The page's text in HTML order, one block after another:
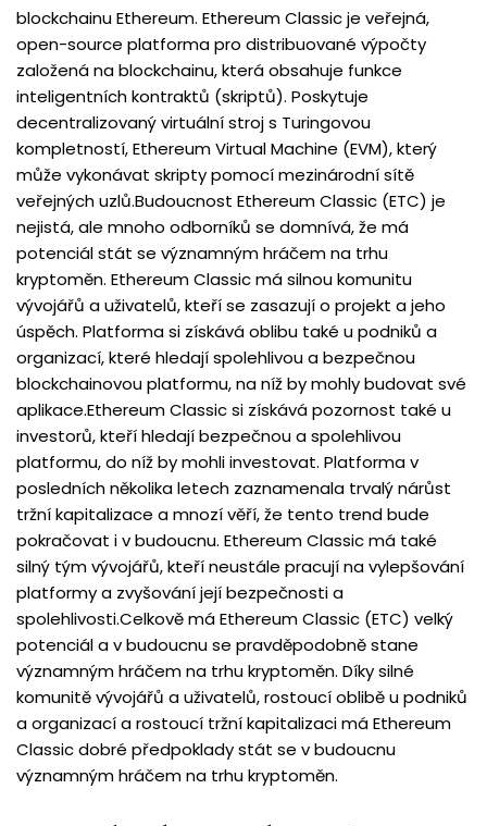
blockchainu Ethereum. Ethereum Classic je veřejná,
open-source platforma pro distribuované výpočty
založená na blockchainu, která obsahuje funkce
inteligentních kontraktů (skriptů). Poskytuje
decentralizovaný virtuální stroj s Turingovou
kompletností, Ethereum Virtual Machine (EVM), který
může vykonávat skripty pomocí mezinárodní sítě
veřejných uzlů.Budoucnost Ethereum Classic (ETC) je
nejistá, ale mnoho odborníků se domnívá, že má
potenciál stát se významným hráčem na trhu
kryptoměn. Ethereum Classic má silnou komunitu
vývojářů a uživatelů, kteří se zasazují o projekt a jeho
úspěch. Platforma si získává oblibu také u podniků a
organizací, které hledají spolehlivou a bezpečnou
blockchainovou platformu, na níž by mohly budovat své
aplikace.Ethereum Classic si získává pozornost také u
investorů, kteří hledají bezpečnou a spolehlivou
platformu, do níž by mohli investovat. Platforma v
posledních několika letech zaznamenala trvalý nárůst
tržní kapitalizace a mnozí věří, že tento trend bude
pokračovat i v budoucnu. Ethereum Classic má také
silný tým vývojářů, kteří neustále pracují na vylepšování
platformy a zvyšování její bezpečnosti a
spolehlivosti.Celkově má Ethereum Classic (ETC) velký
potenciál a v budoucnu se pravděpodobně stane
významným hráčem na trhu kryptoměn. Díky silné
komunitě vývojářů a uživatelů, rostoucí oblibě u podniků
a organizací a rostoucí tržní kapitalizaci má Ethereum
Classic dobré předpoklady stát se v budoucnu
významným hráčem na trhu kryptoměn.